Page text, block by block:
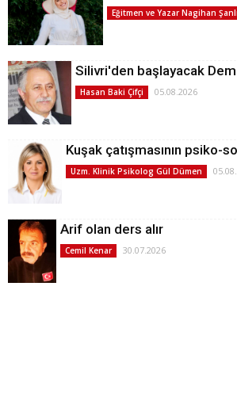
Eğitmen ve Yazar Nagihan Şanlı
Silivri'den başlayacak
Hasan Baki Çifçi 05.08.2026
Kuşak çatışmasının psiko-
Uzm. Klinik Psikolog Gül Dümen
Arif olan ders alır
Cemil Kenar 30.07.2026